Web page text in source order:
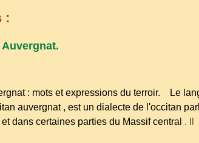
:
: mots et expressions du terroir. Le
auvergnat , est un dialecte de l'occitan
dans certaines parties du Massif central . Il